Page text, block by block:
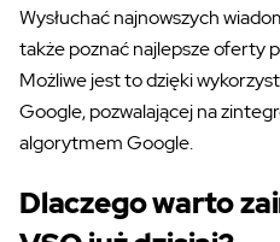
Wysłuchać najnowszych
także poznać najlepsze oferty
Możliwe jest to dzięki
Google, pozwalającej na
algorytmem Google.
Dlaczego warto